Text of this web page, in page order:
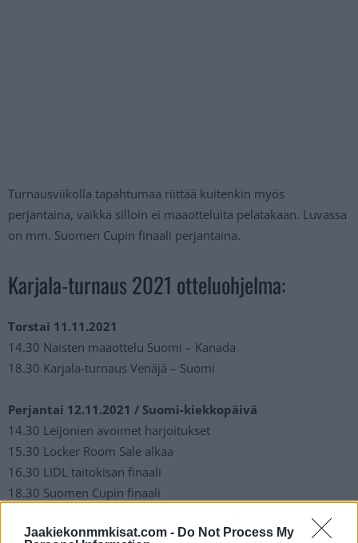
Jaakiekonmmkisat.com - Do Not Process My
Turnausviikolla tapahtumaa riittää kuitenkin myös
perjantaina, vaikka silloin ei maaotteluita pelatakaan. Luvassa
on mm. Suomen Cupin finaali perjantaina.
Karjala-turnaus 2021 otteluohjelma:
Torstai 11.11.2021
14.30 Naisten maaottelu Suomi – Kanada
18.30 Karjala-turnaus Venäjä – Suomi
Perjantai 12.11.2021 / Suomi-kiekkopäivä
14.30 Leijonien avoimet harjoitukset
15.30 Locker Room Sale alkaa
16.30 LIDL taitokisan finaali
18.30 Suomen Cupin finaali
Lauantai 13.11.2021